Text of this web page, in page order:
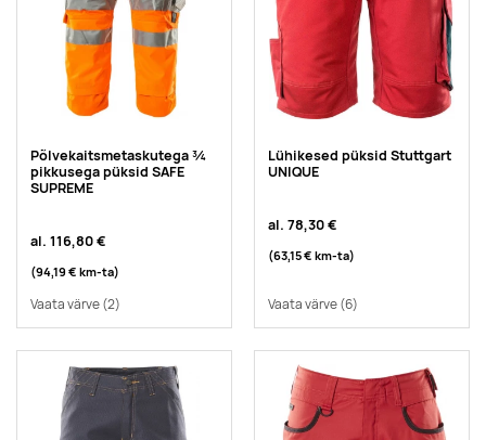
Põlvekaitsmetaskutega ¾
pikkusega püksid SAFE
SUPREME
al. 116,80 €
(94,19 € km-ta)
Vaata värve(2)
Lühikesed püksid Stuttgart
UNIQUE
al. 78,30 €
(63,15 € km-ta)
Vaata värve(6)